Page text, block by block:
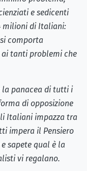
e sedicenti
milioni di Italiani:
comporta
tanti problemi che
la panacea di tutti i
di opposizione
Italiani impazza tra
impera il Pensiero
sapete qual è la
vi regalano.